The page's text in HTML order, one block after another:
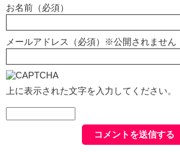
お名前（必須）
メールアドレス（必須）※公開されません
上に表示された文字を入力してください。